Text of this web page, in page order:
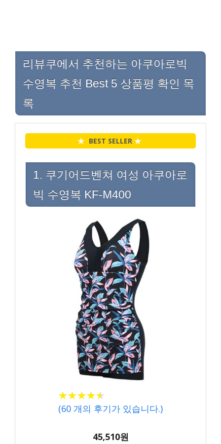
리뷰쿠에서 추천하는 아쿠아로빅
수영복 추천 Best 5 상품평 확인 목
록
★ BEST SELLER ★
1. 쿠기어드벤쳐 여성 아쿠아로
빅 수영복 KF-M400
★★★★★
★★★★★
(60 개의 후기가 있습니다.)
45,510원